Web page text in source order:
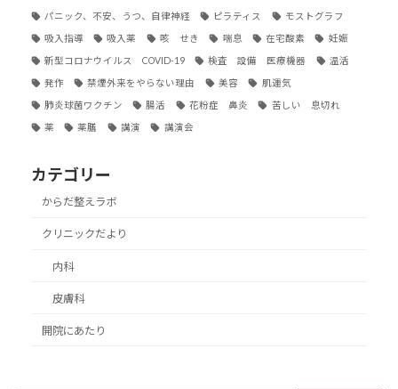
パニック、不安、うつ、自律神経 ピラティス モストグラフ
吸入指導 吸入薬 咳 せき 喘息 在宅酸素 妊娠
新型コロナウイルス COVID-19 検査 設備 医療機器 温活
発作 禁煙外来をやらない理由 美容 肌運気
肺炎球菌ワクチン 腸活 花粉症 鼻炎 苦しい 息切れ
薬 薬膳 講演 講演会
カテゴリー
からだ整えラボ
クリニックだより
内科
皮膚科
開院にあたり